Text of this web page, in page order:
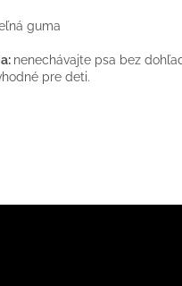
guma
nenechávajte psa bez
pre deti.